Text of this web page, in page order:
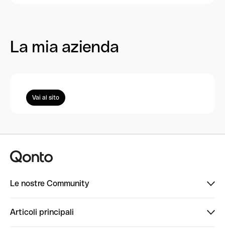
La mia azienda
Vai al sito
Le nostre Community
Articoli principali